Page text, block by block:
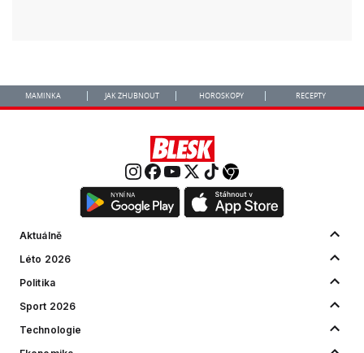
MAMINKA JAK ZHUBNOUT HOROSKOPY RECEPTY
Aktuálně
Léto 2026
Politika
Sport 2026
Technologie